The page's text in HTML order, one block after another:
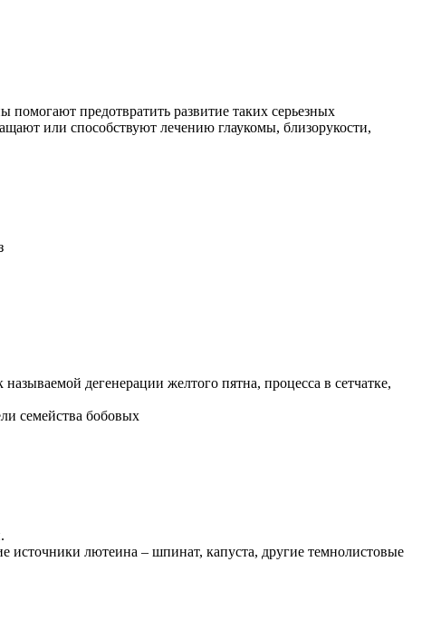
предотвратить развитие таких серьезных
или способствуют лечению глаукомы, близорукости,
дегенерации желтого пятна, процесса в сетчатке,
семейства бобовых
источники лютеина – шпинат, капуста, другие темнолистовые